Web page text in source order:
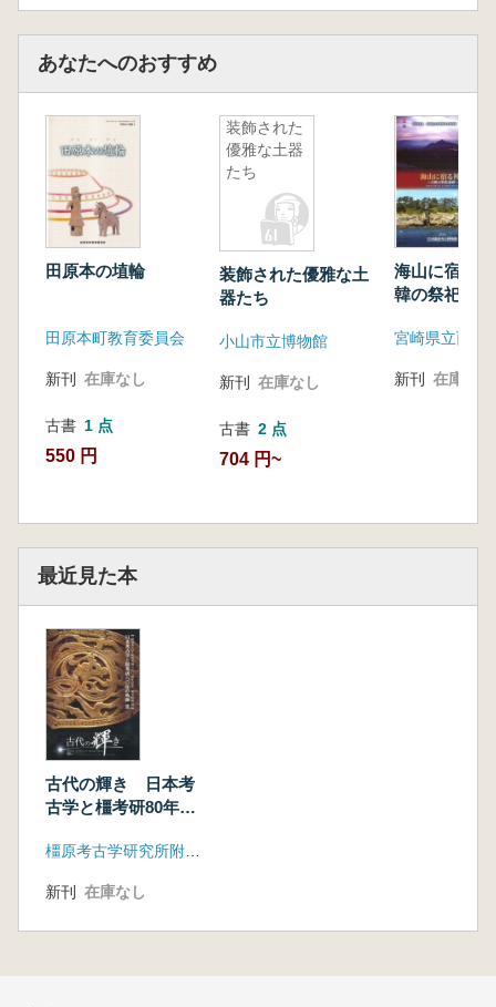
あなたへのおすすめ
田原本の埴輪
田原本町教育委員会
新刊 在庫なし
古書 1 点
550 円
装飾された
優雅な土器
たち
装飾された優雅な土
器たち
小山市立博物館
新刊 在庫なし
古書 2 点
704 円~
海山に宿る
韓の祭祀遺跡
新刊 在庫なし
最近見た本
古代の輝き 日本考
古学と橿考研80年の
新刊 在庫なし